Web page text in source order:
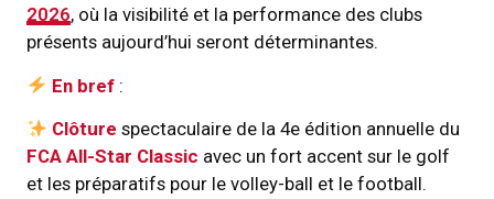
2026, où la visibilité et la performance des clubs
présents aujourd’hui seront déterminantes.
En bref :
Clôture spectaculaire de la 4e édition annuelle du
FCA All-Star Classic avec un fort accent sur le golf
et les préparatifs pour le volley-ball et le football.